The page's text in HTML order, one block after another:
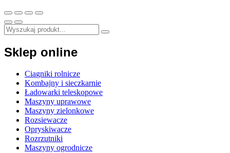
Sklep online
Ciągniki rolnicze
Kombajny i sieczkarnie
Ładowarki teleskopowe
Maszyny uprawowe
Maszyny zielonkowe
Rozsiewacze
Opryskiwacze
Rozrzutniki
Maszyny ogrodnicze